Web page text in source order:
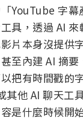
YouTube 字
具，透過 AI 來
片本身沒提供
至內建 AI 摘
把有時間戳的
他 AI 聊天工
是什麼時候開